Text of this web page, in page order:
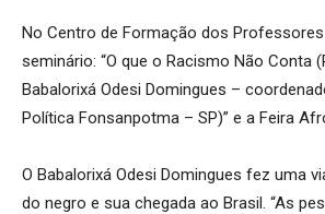
No Centro de Formação dos
seminário: “O que o Racismo Não Conta
Babalorixá Odesi Domingues –
Política Fonsanpotma – SP)” e a Feira
O Babalorixá Odesi Domingues fez uma
do negro e sua chegada ao Brasil. “As